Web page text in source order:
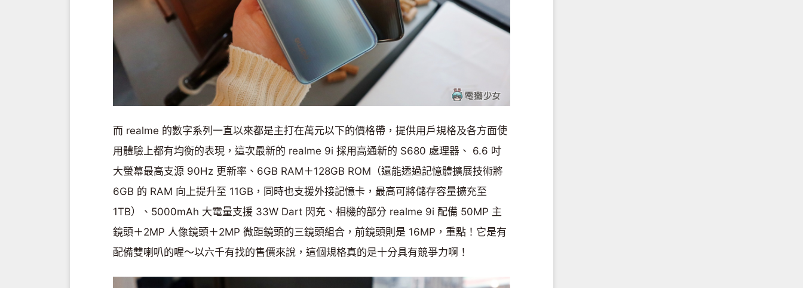
而 realme 的數字系列一直以來都是主打在萬元以下的價格帶，提供用戶規格及各方面使
用體驗上都有均衡的表現，這次最新的 realme 9i 採用高通新的 S680 處理器、 6.6 吋
大螢幕最高支源 90Hz 更新率、6GB RAM＋128GB ROM（還能透過記憶體擴展技術將
6GB 的 RAM 向上提升至 11GB，同時也支援外接記憶卡，最高可將儲存容量擴充至
1TB）、5000mAh 大電量支援 33W Dart 閃充、相機的部分 realme 9i 配備 50MP 主
鏡頭＋2MP 人像鏡頭＋2MP 微距鏡頭的三鏡頭組合，前鏡頭則是 16MP，重點！它是有
配備雙喇叭的喔～以六千有找的售價來說，這個規格真的是十分具有競爭力啊！